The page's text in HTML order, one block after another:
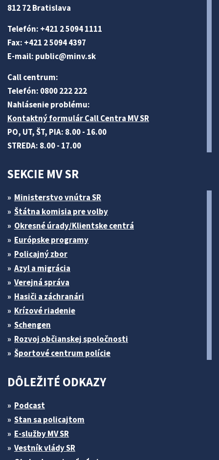
812 72 Bratislava
Telefón: +421 2 5094 1111
Fax: +421 2 5094 4397
E-mail: public@minv.sk
Call centrum:
Telefón: 0800 222 222
Nahlásenie problému:
Kontaktný formulár Call Centra MV SR
PO, UT, ŠT, PIA: 8.00 - 16.00
STREDA: 8.00 - 17.00
SEKCIE MV SR
Ministerstvo vnútra SR
Štátna komisia pre volby
Okresné úrady/Klientske centrá
Európske programy
Policajný zbor
Azyl a migrácia
Verejná správa
Hasiči a záchranári
Krízové riadenie
Schengen
Rozvoj občianskej spoločnosti
Športové centrum polície
DÔLEŽITÉ ODKAZY
Podcast
Stan sa policajtom
E-služby MV SR
Vestník vlády SR